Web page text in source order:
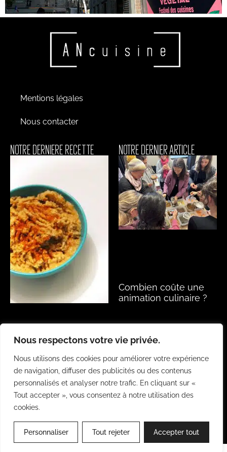
Nous respectons votre vie privée.
Nous utilisons des cookies pour améliorer votre expérience
de navigation, diffuser des publicités ou des contenus
personnalisés et analyser notre trafic. En cliquant sur «
Tout accepter », vous consentez à notre utilisation des
cookies.
Personnaliser Tout rejeter Accepter tout
Mentions légales
Nous contacter
NOTRE DERNIERE RECETTE
Topping welsh, à la
bière brune
Lire la suite »
NOTRE DERNIER ARTICLE
Combien coûte une
animation culinaire ?
Fait avec ❤️ parBetrue agency